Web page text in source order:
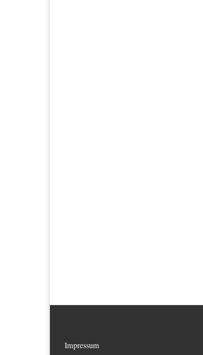
Impressum